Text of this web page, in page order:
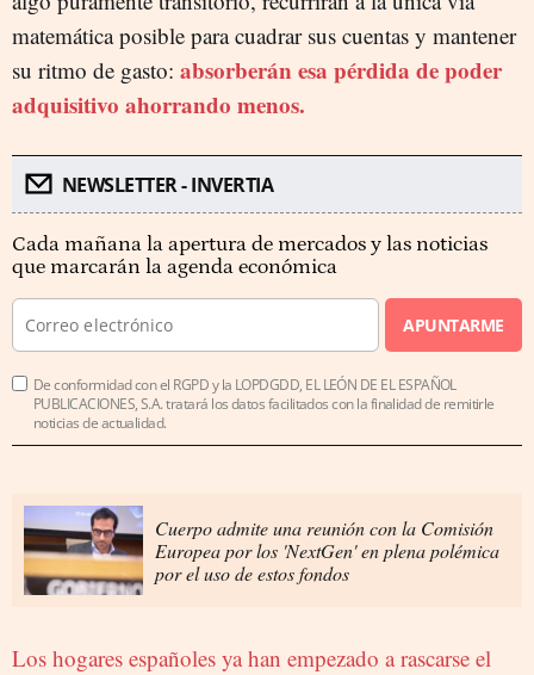
matemática posible para cuadrar sus cuentas y mantener
su ritmo de gasto: absorberán esa pérdida de poder
adquisitivo ahorrando menos.
NEWSLETTER - INVERTIA
Cada mañana la apertura de mercados y las noticias
que marcarán la agenda económica
APUNTARME
De conformidad con el RGPD y la LOPDGDD, EL LEÓN DE EL ESPAÑOL
PUBLICACIONES, S.A. tratará los datos facilitados con la finalidad de remitirle
noticias de actualidad.
Cuerpo admite una reunión con la Comisión
Europea por los 'NextGen' en plena polémica
por el uso de estos fondos
Los hogares españoles ya han empezado a rascarse el